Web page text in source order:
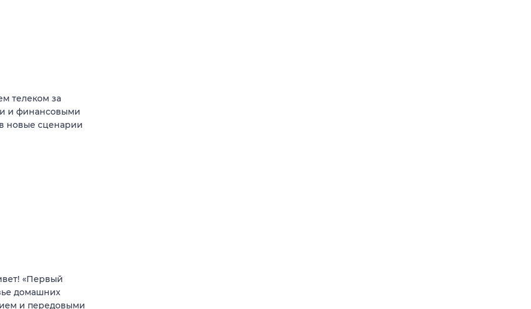
телеком за
и финансовыми
новые сценарии
«Первый
домашних
и передовыми